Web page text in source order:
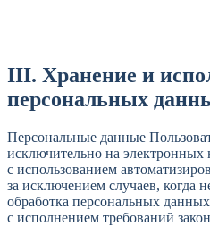
III. Хранение и
персональных
Персональные данные
исключительно на электронных
с использованием
за исключением случаев, когда
обработка персональных
с исполнением требований